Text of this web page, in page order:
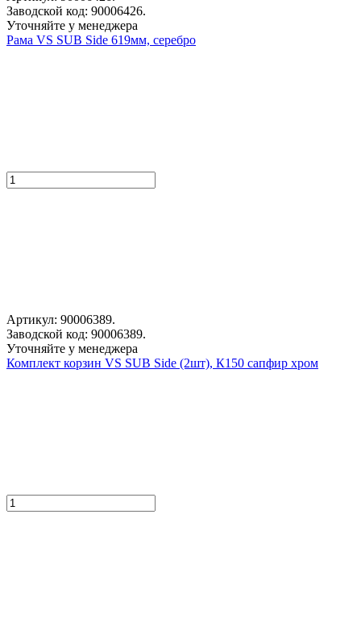
Заводской код: 90006426.
Уточняйте у менеджера
Рама VS SUB Side 619мм, серебро
Артикул: 90006389.
Заводской код: 90006389.
Уточняйте у менеджера
Комплект корзин VS SUB Side (2шт), К150 сапфир хром